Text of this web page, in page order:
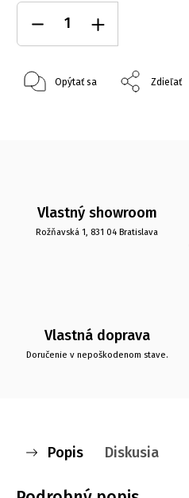
Opýtať sa Zdieľať
Vlastný showroom
Rožňavská 1, 831 04 Bratislava
Vlastná doprava
Doručenie v nepoškodenom stave.
Popis Diskusia